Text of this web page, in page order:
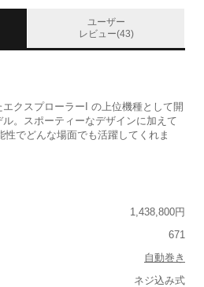
ユーザー
レビュー(43)
クスプローラーI の上位機種として開
。スポーティーなデザインに加えて
でどんな場面でも活躍してくれま
1,438,800円
671
自動巻き
ネジ込み式